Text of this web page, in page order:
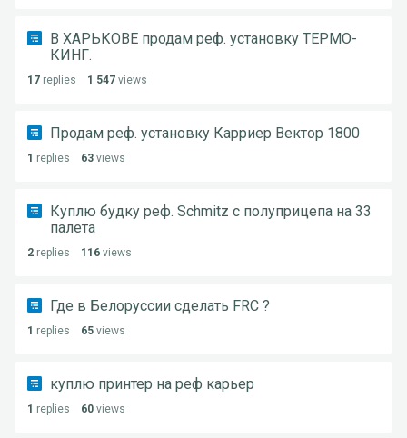
В ХАРЬКОВЕ продам реф. установку ТЕРМО-
КИНГ.
17 replies 1 547 views
Продам реф. установку Карриер Вектор 1800
1 replies 63 views
Куплю будку реф. Schmitz с полуприцепа на 33
палета
2 replies 116 views
Где в Белоруссии сделать FRC ?
1 replies 65 views
куплю принтер на реф карьер
1 replies 60 views